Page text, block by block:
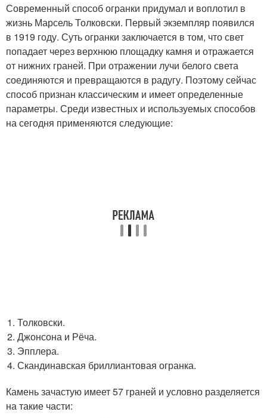
Современный способ огранки придумал и воплотил в
жизнь Марсель Толковски. Первый экземпляр появился
в 1919 году. Суть огранки заключается в том, что свет
попадает через верхнюю площадку камня и отражается
от нижних граней. При отражении лучи белого света
соединяются и превращаются в радугу. Поэтому сейчас
способ признан классическим и имеет определенные
параметры. Среди известных и используемых способов
на сегодня применяются следующие:
Толковски.
Джонсона и Рёча.
Эпплера.
Скандинавская бриллиантовая огранка.
Камень зачастую имеет 57 граней и условно разделяется
на такие части: